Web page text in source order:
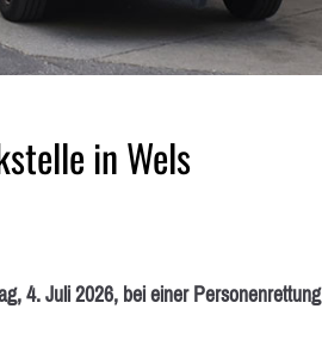
in Wels
4. Juli 2026, bei einer Personenrettung